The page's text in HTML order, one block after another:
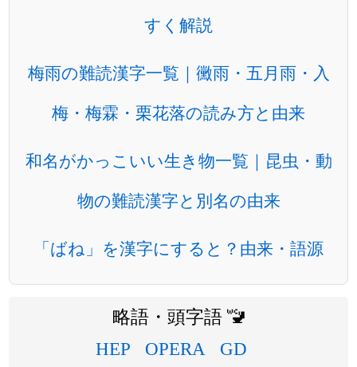
すく解説
梅雨の難読漢字一覧｜黴雨・五月雨・入
梅・梅霖・栗花落の読み方と由来
和名がかっこいい生き物一覧｜昆虫・動
物の難読漢字と別名の由来
「ばね」を漢字にすると？由来・語源
略語・頭字語 🚾
HEP
OPERA GD